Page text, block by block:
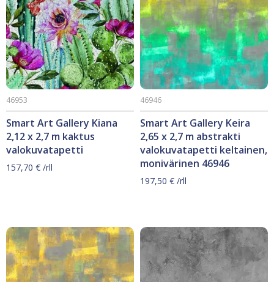
Smart Art Gallery Kiana
2,12 x 2,7 m kaktus
valokuvatapetti
46953
157,70 € /rll
Smart Art Gallery Keira
2,65 x 2,7 m abstrakti
valokuvatapetti keltainen,
monivärinen 46946
46946
197,50 € /rll